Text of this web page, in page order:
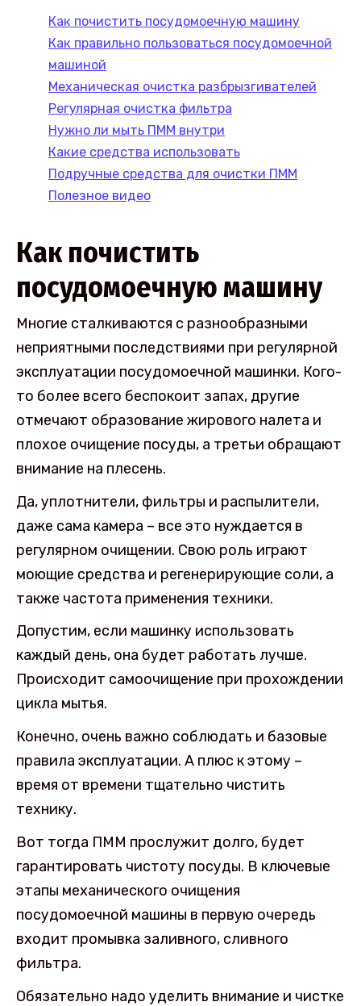
Как почистить посудомоечную машину
Как правильно пользоваться посудомоечной
машиной
Механическая очистка разбрызгивателей
Регулярная очистка фильтра
Нужно ли мыть ПММ внутри
Какие средства использовать
Подручные средства для очистки ПММ
Полезное видео
Как почистить
посудомоечную машину
Многие сталкиваются с разнообразными
неприятными последствиями при регулярной
эксплуатации посудомоечной машинки. Кого-
то более всего беспокоит запах, другие
отмечают образование жирового налета и
плохое очищение посуды, а третьи обращают
внимание на плесень.
Да, уплотнители, фильтры и распылители,
даже сама камера – все это нуждается в
регулярном очищении. Свою роль играют
моющие средства и регенерирующие соли, а
также частота применения техники.
Допустим, если машинку использовать
каждый день, она будет работать лучше.
Происходит самоочищение при прохождении
цикла мытья.
Конечно, очень важно соблюдать и базовые
правила эксплуатации. А плюс к этому –
время от времени тщательно чистить
технику.
Вот тогда ПММ прослужит долго, будет
гарантировать чистоту посуды. В ключевые
этапы механического очищения
посудомоечной машины в первую очередь
входит промывка заливного, сливного
фильтра.
Обязательно надо уделить внимание и чистке